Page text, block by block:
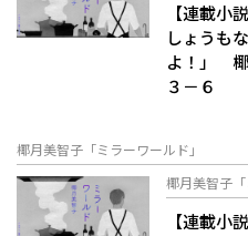
【連載小
しょうも
よ！」 椰
３－６
椰月美智子「ミラーワールド」
椰月美智子「
【連載小